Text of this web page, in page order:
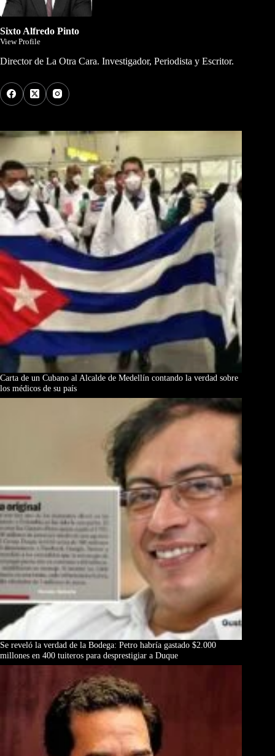
Sixto Alfredo Pinto
View Profile
Director de La Otra Cara. Investigador, Periodista y Escritor.
Carta de un Cubano al Alcalde de Medellín contando la verdad sobre
los médicos de su país
Se reveló la verdad de la Bodega: Petro habría gastado $2.000
millones en 400 tuiteros para desprestigiar a Duque